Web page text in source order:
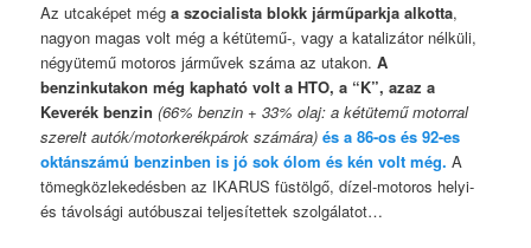
Az utcaképet méga szocialista blokk járműparkja alkotta,
nagyon magas volt még a kétütemű-, vagy a katalizátor nélküli,
négyütemű motoros járművek száma az utakon.A
benzinkutakon még kapható volt a HTO, a “K”, azaz a
Keverék benzin (66% benzin + 33% olaj: a kétütemű motorral
szerelt autók/motorkerékpárok számára) és a 86-os és 92-es
oktánszámú benzinben is jó sok ólom és kén volt még. A
tömegközlekedésben az IKARUS füstölgő, dízel-motoros helyi-
és távolsági autóbuszai teljesítettek szolgálatot…